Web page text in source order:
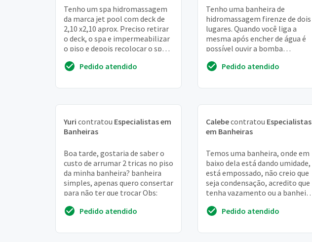
Tenho um spa hidromassagem
da marca jet pool com deck de
2,10 x2,10 aprox. Preciso retirar
o deck, o spa e impermeabilizar
o piso e depois recolocar o spa
obviamente ...
Pedido atendido
Tenho uma banheira de
hidromassagem firenze de dois
lugares. Quando você liga a
mesma após encher de água é
possível ouvir a bomba
ela para e não inicia o fl...
Pedido atendido
Yuri contratou Especialistas em
Banheiras
Boa tarde, gostaria de saber o
custo de arrumar 2 tricas no piso
da minha banheira? banheira
simples, apenas quero consertar
para não ter que trocar Obs:
Pedido atendido
Calebecontratou Especialistas
em Banheiras
Temos uma banheira, onde em
baixo dela está dando umidade,
está empossado, não creio que
seja condensação, acredito que
tenha vazamento ou a banheira
Pedido atendido